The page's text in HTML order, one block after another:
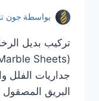
بواسطة جون
تركيب بديل
جداريات الفلل
البريق المصقول